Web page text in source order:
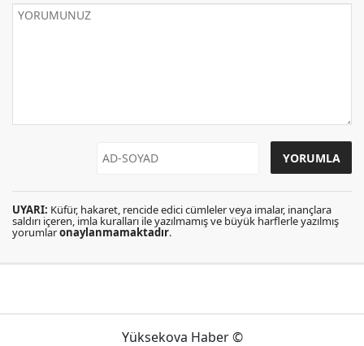
UYARI: Küfür, hakaret, rencide edici cümleler veya imalar, inançlara
saldırı içeren, imla kuralları ile yazılmamış ve büyük harflerle yazılmış
yorumlaronaylanmamaktadır.
Yüksekova Haber ©